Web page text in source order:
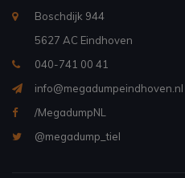
Boschdijk 944
5627 AC Eindhoven
040-741 00 41
info@megadumpeindhoven.nl
/MegadumpNL
@megadump_tiel